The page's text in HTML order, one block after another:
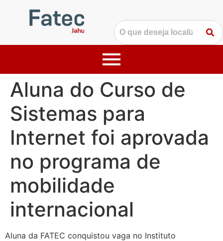
Aluna do Curso de
Sistemas para
Internet foi aprovada
no programa de
mobilidade
internacional
Aluna da FATEC conquistou vaga no Instituto